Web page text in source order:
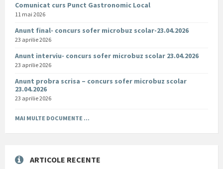
Comunicat curs Punct Gastronomic Local
11 mai 2026
Anunt final- concurs sofer microbuz scolar-23.04.2026
23 aprilie 2026
Anunt interviu- concurs sofer microbuz scolar 23.04.2026
23 aprilie 2026
Anunt probra scrisa – concurs sofer microbuz scolar
23.04.2026
23 aprilie 2026
MAI MULTE DOCUMENTE ...
ARTICOLE RECENTE